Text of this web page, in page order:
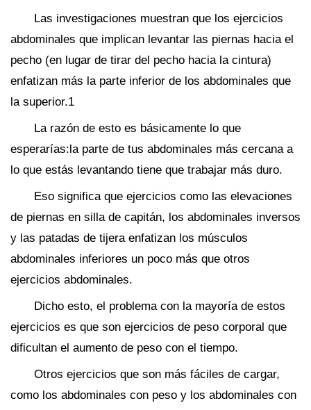
Las investigaciones muestran que los ejercicios
abdominales que implican levantar las piernas hacia el
pecho (en lugar de tirar del pecho hacia la cintura)
enfatizan más la parte inferior de los abdominales que
la superior.1
La razón de esto es básicamente lo que
esperarías:la parte de tus abdominales más cercana a
lo que estás levantando tiene que trabajar más duro.
Eso significa que ejercicios como las elevaciones
de piernas en silla de capitán, los abdominales inversos
y las patadas de tijera enfatizan los músculos
abdominales inferiores un poco más que otros
ejercicios abdominales.
Dicho esto, el problema con la mayoría de estos
ejercicios es que son ejercicios de peso corporal que
dificultan el aumento de peso con el tiempo.
Otros ejercicios que son más fáciles de cargar,
como los abdominales con peso y los abdominales con